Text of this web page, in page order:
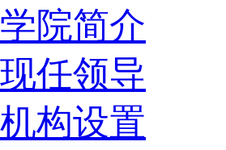
学院简介
现任领导
机构设置